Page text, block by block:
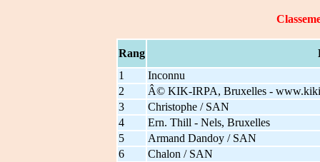
Rang
1
Inconnu
2
Â© KIK-IRPA, Bruxelles -
3
Christophe / SAN
4
Ern. Thill - Nels, Bruxelles
5
Armand Dandoy / SAN
6
Chalon / SAN